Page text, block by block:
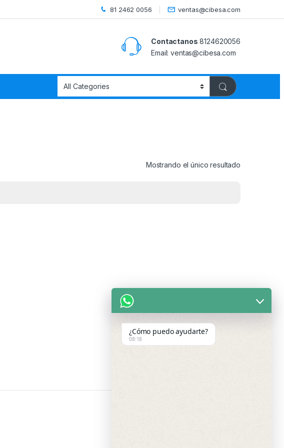
81 2462 0056 ventas@cibesa.com
Contactanos 8124620056
Email:ventas@cibesa.com
Mostrando el único resultado
¿Cómo puedo ayudarte?
08:18